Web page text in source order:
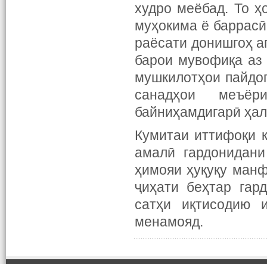
худро меёбад. То
муҳокима ё
раёсати донишгоҳ
барои мувофиқа
мушкилотҳои
санадҳои
байниҳамдигарӣ
Кумитаи иттифоқи
амалӣ
ҳимояи ҳуқуқу
ҷиҳати беҳтар
сатҳи иқтисодию
менамояд.